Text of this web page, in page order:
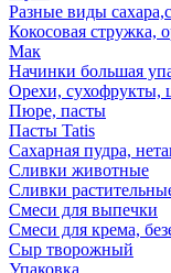
Разные виды
Кокосовая стружка,
Мак
Начинки большая
Орехи, сухофрукты,
Пюре, пасты
Пасты Tatis
Сахарная пудра,
Сливки животные
Сливки
Смеси для выпечки
Смеси для крема,
Сыр творожный
Упаковка